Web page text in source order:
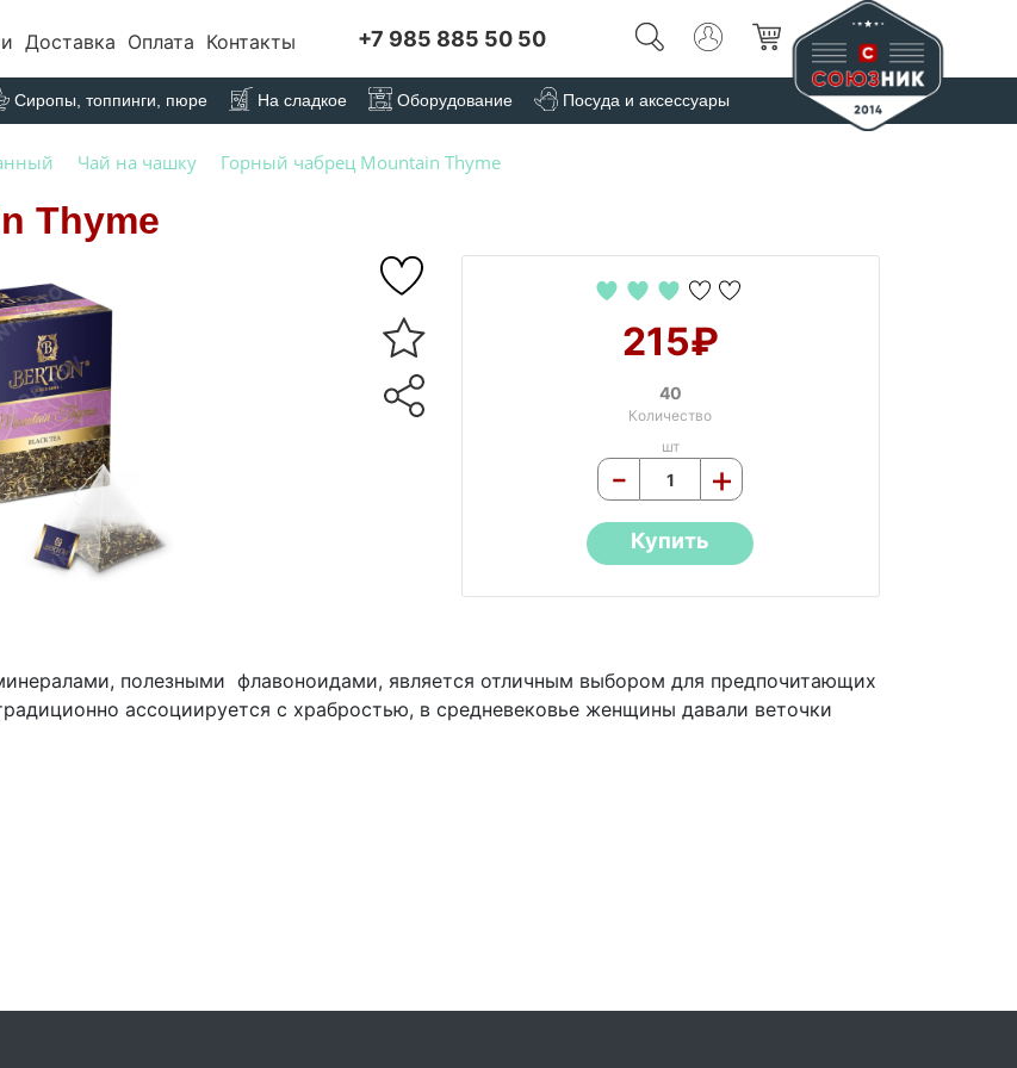
Доставка Оплата Контакты +7 985 885 50 50
Сиропы, топпинги, пюре На сладкое Оборудование Посуда и аксессуары
Чай на чашку Горный чабрец Mountain Thyme
Thyme
215₽
40
Количество
шт
- +
Купить
полезными флавоноидами, является отличным выбором для предпочитающих
ассоциируется с храбростью, в средневековье женщины давали веточки